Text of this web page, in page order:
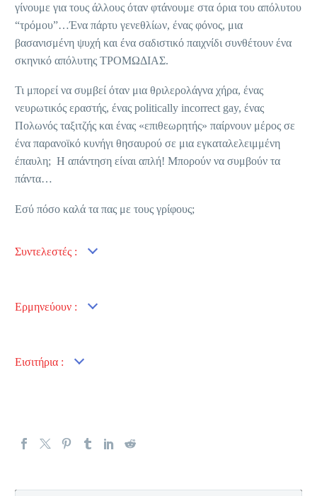
γίνουμε για τους άλλους όταν φτάνουμε στα όρια του απόλυτου
“τρόμου”…Ένα πάρτυ γενεθλίων, ένας φόνος, μια
βασανισμένη ψυχή και ένα σαδιστικό παιχνίδι συνθέτουν ένα
σκηνικό απόλυτης ΤΡΟΜΩΔΙΑΣ.
Τι μπορεί να συμβεί όταν μια θριλερολάγνα χήρα, ένας
νευρωτικός εραστής, ένας politically incorrect gay, ένας
Πολωνός ταξιτζής και ένας «επιθεωρητής» παίρνουν μέρος σε
ένα παρανοϊκό κυνήγι θησαυρού σε μια εγκαταλελειμμένη
έπαυλη; Η απάντηση είναι απλή! Μπορούν να συμβούν τα
πάντα…
Εσύ πόσο καλά τα πας με τους γρίφους;
Συντελεστές :
Ερμηνεύουν :
Εισιτήρια :